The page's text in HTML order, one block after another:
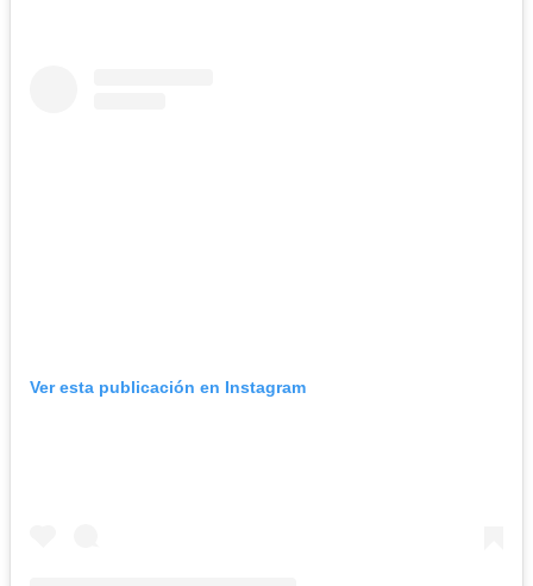
Ver esta publicación en Instagram